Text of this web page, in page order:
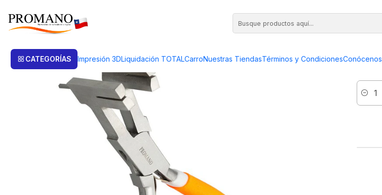
CATEGORÍAS Impresión 3DLiquidación TOTALCarroNuestras TiendasTérminos y CondicionesConócenos
Cantidad